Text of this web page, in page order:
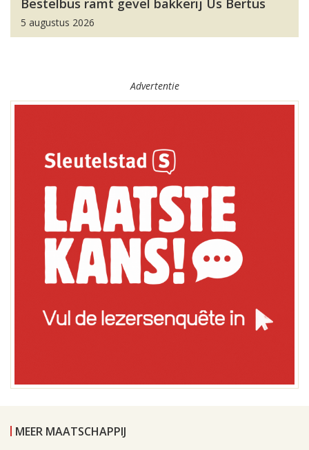
Bestelbus ramt gevel bakkerij Us Bertus
5 augustus 2026
Advertentie
MEER MAATSCHAPPIJ